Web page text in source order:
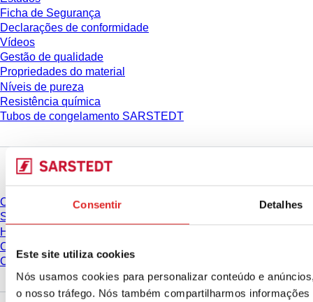
Consentir Detalhes
Este site utiliza cookies
Nós usamos cookies para personalizar conteúdo e
o nosso tráfego. Nós também compartilharmos
Ficha de Segurança
Declarações de conformidade
Vídeos
Gestão de qualidade
Propriedades do material
Níveis de pureza
Resistência química
Tubos de congelamento SARSTEDT
Empresa e carreira
Carreiras
Sobre nós
História
Compras e logística
Código de Conduta